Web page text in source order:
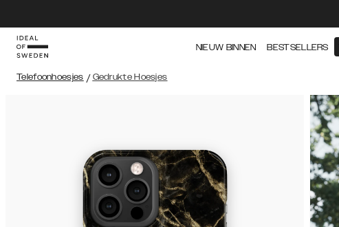
NIEUW BINNEN BESTSELLERS
Telefoonhoesjes / Gedrukte Hoesjes